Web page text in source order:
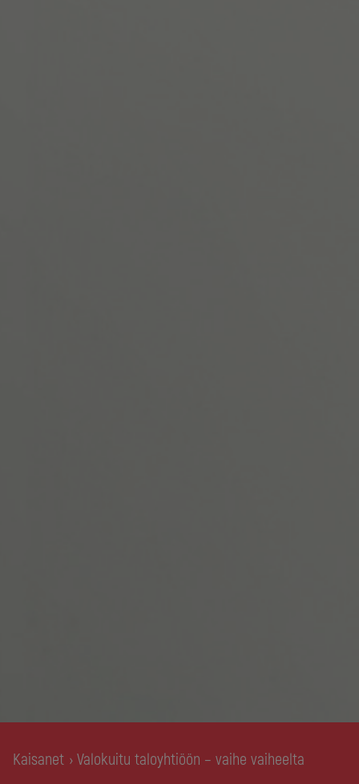
Kaisanet › Valokuitu taloyhtiöön – vaihe vaiheelta